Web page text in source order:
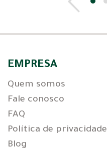
EMPRESA
Quem somos
Fale conosco
FAQ
Política de privacidade
Blog